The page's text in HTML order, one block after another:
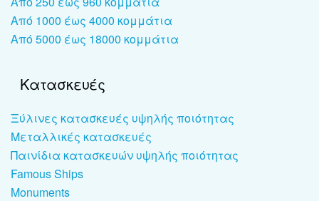
Από 1000 έως 4000 κομμάτια
Από 5000 έως 18000 κομμάτια
Κατασκευές
Ξύλινες κατασκευές υψηλής ποιότητας
Μεταλλικές κατασκευές
Παινίδια κατασκευών υψηλής ποιότητας
Famous Ships
Monuments